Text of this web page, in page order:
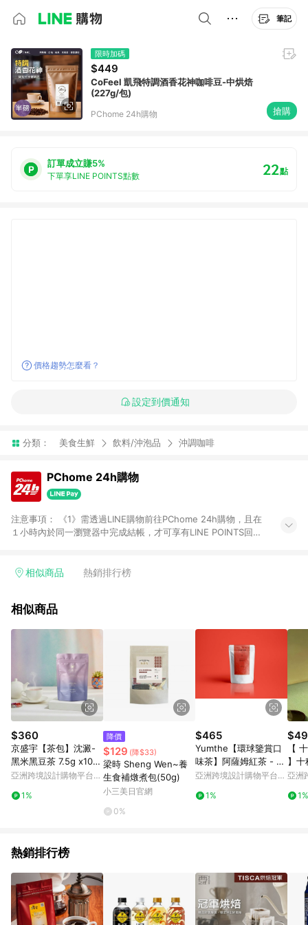
筆記
限時加碼
$449
CoFeel 凱飛特調酒香花神咖啡豆-中烘焙
(227g/包)
PChome 24h購物 搶購
訂單成立賺5%
下單享LINE POINTS點數 22點
價格趨勢怎麼看？
設定到價通知
分類： 美食生鮮 飲料/沖泡品 沖調咖啡
PChome 24h購物
注意事項： 《1》需透過LINE購物前往PChome 24h購物，且在
１小時內於同一瀏覽器中完成結帳，才可享有LINE POINTS回饋
在點數回饋範圍內。 《3》如取消訂單、退貨、購物中登出
品、票券、訂閱方案、PChome儲值商品、企業專區/企業採購、
[2026/6/2起適用] 《5》回饋點數的計算將會排除【訂單活動折
扣 (含折價券折扣)】、【P幣扣抵】、【現金積點扣抵】及【訂單
運費】等金額。 《6》符合LINE POINTS回饋資格之訂單將於商
家訂單頁面標示「LINE回饋」，若無此標示則 不符合回饋LINE
POINTS點數資格亦不得使用點數紅包 。 《7》LINE購物設有
「單一商品最高回饋點數」機制 (特殊活動時開放「回饋無上
限」)，以同一訂單中同一商品不論件數計算，並依訂單成立時間
當下LINE購物所設定的回饋機制為準。 《8》LINE購物為購物資
訊整合性平台，商品資料更新會有時間差，如顯示之商品規格、
顏色、價位、贈品與PChome 24h購物銷售網頁不符，以銷售網
頁標示為準！
相似商品 熱銷排行榜
相似商品
$360
京盛宇【茶包】沈澱-
黑米黑豆茶 7.5g x10入
(無咖啡因茶)
亞洲跨境設計購物平台
1%
降價
$129 (降$33)
梁時 Sheng Wen~養
生食補燉煮包(50g)
小三美日官網
0%
$465
Yumthe【環球鑒賞口
味茶】阿薩姆紅茶 - 斯
里蘭卡產地茶葉的紅茶
亞洲跨境設計購物平台
1%
【
】十
包
亞洲
1%
熱銷排行榜